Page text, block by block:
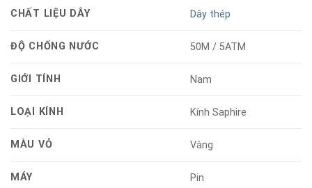
CHẤT LIỆU DÂY Dây thép
ĐỘ CHỐNG NƯỚC 50M / 5ATM
GIỚI TÍNH Nam
LOẠI KÍNH Kính Saphire
MÀU VỎ Vàng
MÁY Pin